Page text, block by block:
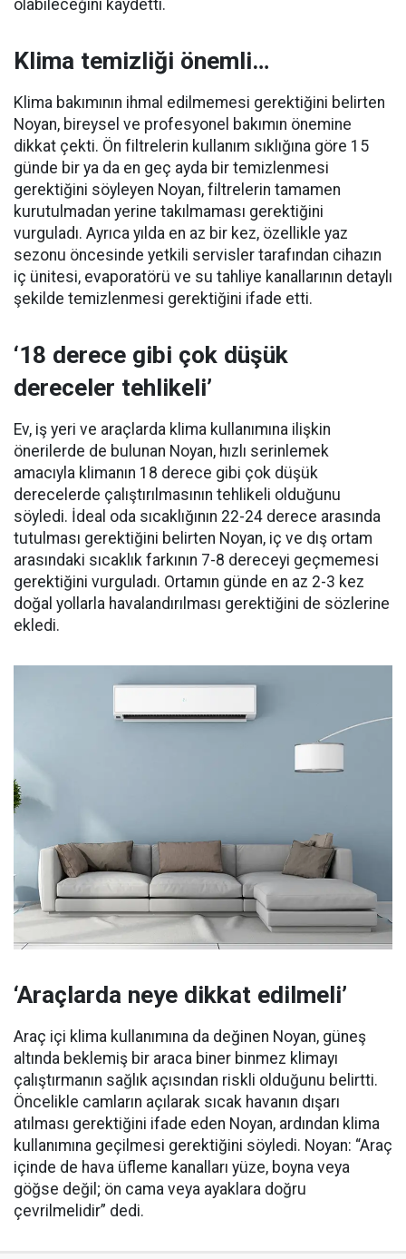
olabileceğini kaydetti.
Klima temizliği önemli…
Klima bakımının ihmal edilmemesi gerektiğini belirten
Noyan, bireysel ve profesyonel bakımın önemine
dikkat çekti. Ön filtrelerin kullanım sıklığına göre 15
günde bir ya da en geç ayda bir temizlenmesi
gerektiğini söyleyen Noyan, filtrelerin tamamen
kurutulmadan yerine takılmaması gerektiğini
vurguladı. Ayrıca yılda en az bir kez, özellikle yaz
sezonu öncesinde yetkili servisler tarafından cihazın
iç ünitesi, evaporatörü ve su tahliye kanallarının detaylı
şekilde temizlenmesi gerektiğini ifade etti.
‘18 derece gibi çok düşük
dereceler tehlikeli’
Ev, iş yeri ve araçlarda klima kullanımına ilişkin
önerilerde de bulunan Noyan, hızlı serinlemek
amacıyla klimanın 18 derece gibi çok düşük
derecelerde çalıştırılmasının tehlikeli olduğunu
söyledi. İdeal oda sıcaklığının 22-24 derece arasında
tutulması gerektiğini belirten Noyan, iç ve dış ortam
arasındaki sıcaklık farkının 7-8 dereceyi geçmemesi
gerektiğini vurguladı. Ortamın günde en az 2-3 kez
doğal yollarla havalandırılması gerektiğini de sözlerine
ekledi.
‘Araçlarda neye dikkat edilmeli’
Araç içi klima kullanımına da değinen Noyan, güneş
altında beklemiş bir araca biner binmez klimayı
çalıştırmanın sağlık açısından riskli olduğunu belirtti.
Öncelikle camların açılarak sıcak havanın dışarı
atılması gerektiğini ifade eden Noyan, ardından klima
kullanımına geçilmesi gerektiğini söyledi. Noyan: “Araç
içinde de hava üfleme kanalları yüze, boyna veya
göğse değil; ön cama veya ayaklara doğru
çevrilmelidir” dedi.